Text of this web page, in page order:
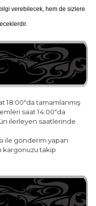
verebilecek, hem de sizlere
18:00"da tamamlanmış
saat 14:00"da
ilerleyen saatlerinde
ile gönderim yapan
kargonuzu takip